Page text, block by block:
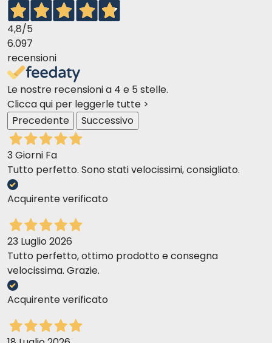
4,8/5
6.097
recensioni
Le nostre recensioni a 4 e 5 stelle.
Clicca qui per leggerle tutte >
Precedente
Successivo
3 Giorni Fa
Tutto perfetto. Sono stati velocissimi, consigliato.
Acquirente verificato
23 Luglio 2026
Tutto perfetto, ottimo prodotto e consegna
velocissima. Grazie.
Acquirente verificato